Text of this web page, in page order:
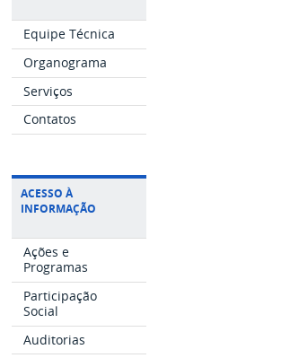
Equipe Técnica
Organograma
Serviços
Contatos
ACESSO À
INFORMAÇÃO
Ações e
Programas
Participação
Social
Auditorias